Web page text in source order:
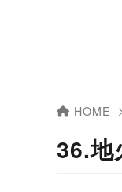
HOME
36.地